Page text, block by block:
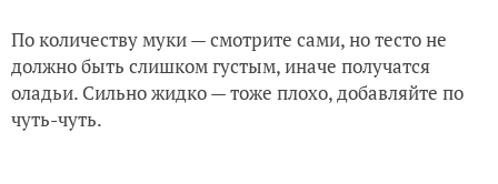
По количеству муки — смотрите сами, но тесто не
должно быть слишком густым, иначе получатся
оладьи. Сильно жидко — тоже плохо, добавляйте по
чуть-чуть.